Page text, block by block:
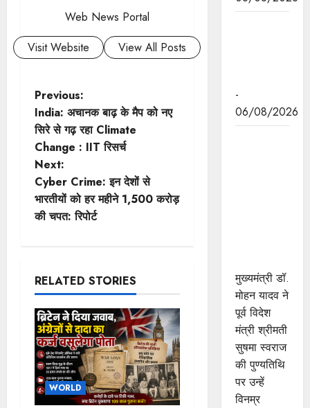
Web News Portal
Visit Website
View All Posts
P
o
s
t
n
v
i
g
a
t
Previous:
India: अचानक बाढ़ के मैप को नए
सिरे से गढ़ रहा Climate
Change : IIT रिसर्च
Next:
Cyber Crime: इन देशों से
भारतीयों को हर महीने 1,500 करोड़
की चपत: रिपोर्ट
RELATED STORIES
WORLD
-
06/08/2026
मुख्यमंत्री डॉ.
मोहन यादव ने
पूर्व विदेश
मंत्री श्रीमती
सुषमा स्वराज
की पुण्यतिथि
पर उन्हें
विनम्र